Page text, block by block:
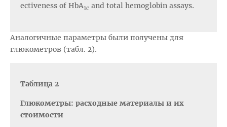
ectiveness of HbA1c and total hemoglobin assays.
Аналогичные параметры были получены для
глюкометров (табл. 2).
Таблица 2
Глюкометры: расходные материалы и их
стоимости